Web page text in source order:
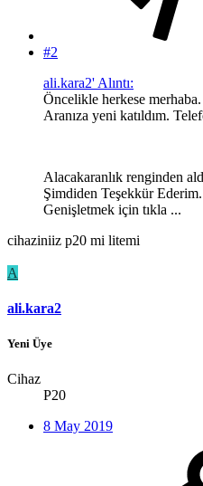
#2
ali.kara2' Alıntı:
Öncelikle herkese merhaba.
Aranıza yeni katıldım.
Alacakaranlık renginden
Şimdiden Teşekkür Ederim.
Genişletmek için tıkla ...
cihaziniiz p20 mi litemi
A
ali.kara2
Yeni Üye
Cihaz
P20
8 May 2019